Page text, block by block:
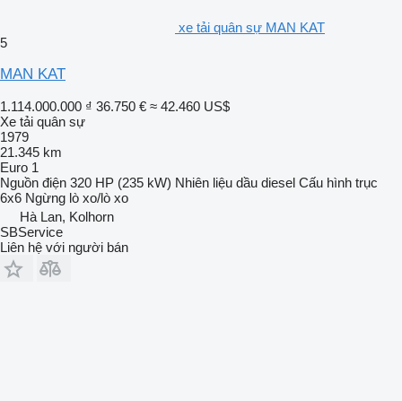
xe tải quân sự MAN KAT
5
MAN KAT
1.114.000.000 ₫ 36.750 € ≈ 42.460 US$
Xe tải quân sự
1979
21.345 km
Euro 1
Nguồn điện 320 HP (235 kW) Nhiên liệu dầu diesel Cấu hình trục
6x6 Ngừng lò xo/lò xo
Hà Lan, Kolhorn
SBService
Liên hệ với người bán